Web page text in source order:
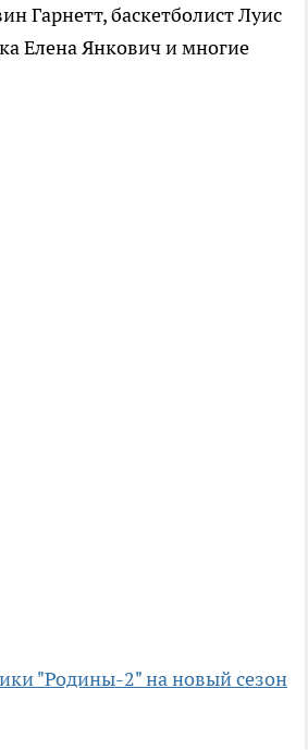
Гарнетт, баскетболист Луис
Елена Янкович и многие
"Родины-2" на новый сезон